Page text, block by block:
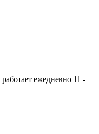
ежедневно 11 -